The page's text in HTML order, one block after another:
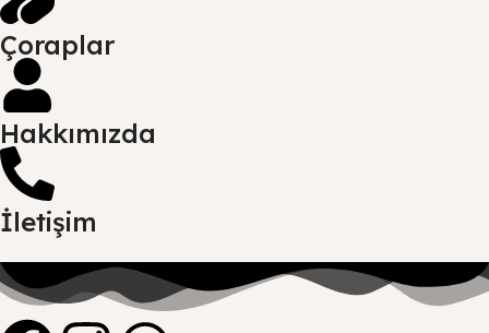
Çoraplar
Hakkımızda
İletişim